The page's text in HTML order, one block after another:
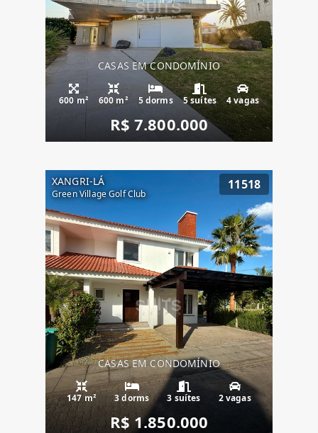
CASAS EM CONDOMÍNIO
600 m² 600 m² 5 dorms 5 suítes 4 vagas
R$ 7.800.000
XANGRI-LÁ
Green Village Golf Club
11518
CASAS EM CONDOMÍNIO
147 m² 3 dorms 3 suítes 2 vagas
R$ 1.850.000